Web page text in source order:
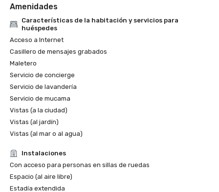
Los 500 mejores hoteles de Travel + Leisure de 2023
Premio Best Of de 2022 de Meetings Today
Travel+Leisure 2022: los 5 mejores hoteles de San
Francisco
THE MANUAL 2022: El mejor lujo
San Francisco
Finalista nominado al mejor hotel histórico de Historic
Hotels of America en 2022 (más de 400 habitaciones)
Finalista nominado al mejor hotel histórico del centro de la
ciudad de Historic Hotels of America 2022
Ganador de la encuesta semanal de lectores de SF 2021
Amenidades
Características de la habitación y servicios para
huéspedes
Acceso a Internet
Casillero de mensajes grabados
Maletero
Servicio de concierge
Servicio de lavandería
Servicio de mucama
Vistas (a la ciudad)
Vistas (al jardín)
Vistas (al mar o al agua)
Instalaciones
Con acceso para personas en sillas de ruedas
Espacio (al aire libre)
Estadía extendida